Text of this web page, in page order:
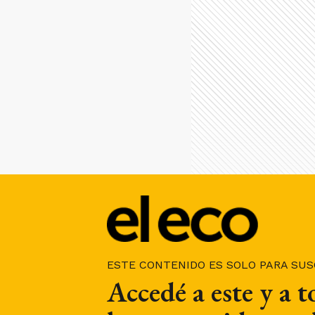
ESTE CONTENIDO ES SOLO PARA
Accedé a este y a